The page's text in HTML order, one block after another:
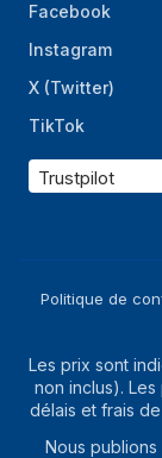
Facebook
Instagram
X (Twitter)
TikTok
Trustpilot
Politique de
Les prix sont
non inclus).
délais et frais
Nous